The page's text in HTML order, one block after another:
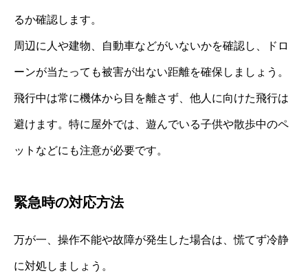
るか確認します。
周辺に人や建物、自動車などがいないかを確認し、ドロ
ーンが当たっても被害が出ない距離を確保しましょう。
飛行中は常に機体から目を離さず、他人に向けた飛行は
避けます。特に屋外では、遊んでいる子供や散歩中のペ
ットなどにも注意が必要です。
緊急時の対応方法
万が一、操作不能や故障が発生した場合は、慌てず冷静
に対処しましょう。